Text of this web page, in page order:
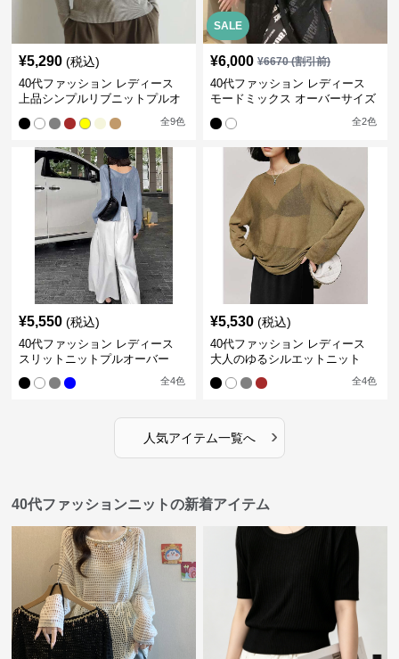
¥5,290 (税込)
40代ファッション レディース
上品シンプルリブニットプルオ
全9色
SALE
¥6,000 ¥6670(割引前)
40代ファッション レディース
モードミックス オーバーサイズ
全2色
¥5,550 (税込)
40代ファッション レディース
スリットニットプルオーバー
全4色
¥5,530 (税込)
40代ファッション レディース
大人のゆるシルエットニット
全4色
人気アイテム一覧へ ›
40代ファッションニットの新着アイテム